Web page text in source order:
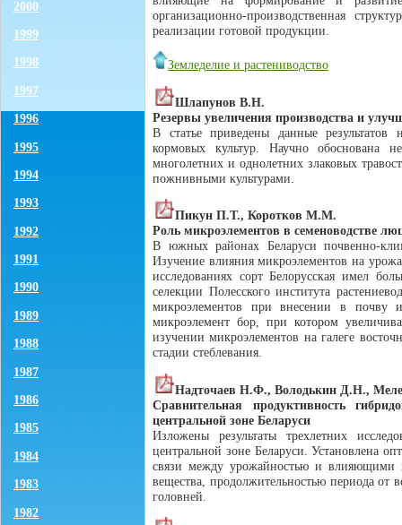
2000
1999
1998
1997
1996
1995
1994
1993
1992
1991
1990
1989
1988
1987
1986
1985
1984
1983
1982
организационно-производственная
реализации готовой продукции.
Земледелие и растениводство
Шлапунов В.Н.
Резервы увеличения производства и
В статье приведены данные результатов
кормовых культур. Научно обоснована
многолетних и однолетних злаковых
пожнивными культурами.
Пикун П.Т., Коротков М.М.
Роль микроэлементов в семеноводстве
В южных районах Беларуси почвенно-
Изучение влияния микроэлементов на
исследованиях сорт Белорусская имел
селекции Полесского института
микроэлементов при внесении в почву
микроэлемент бор, при котором
изучении микроэлементов на галеге
стадии стеблевания.
Надточаев Н.Ф., Володькин Д.Н.,
Сравнительная продуктивность
центральной зоне Беларуси
Изложены результаты трехлетних
центральной зоне Беларуси. Установлена
связи между урожайностью и влияющими
вещества, продолжительностью периода от
головней.